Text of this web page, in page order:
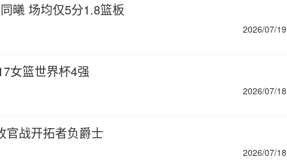
曦 场均仅5分1.8篮板
2026/07/19
女篮世界杯4强
2026/07/18
官战开拓者负爵士
2026/07/18